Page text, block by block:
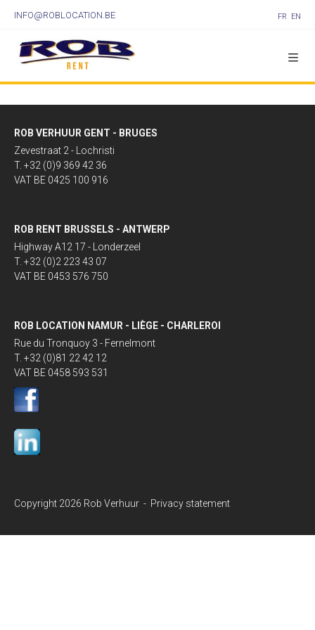
INFO@ROBLOCATION.BE FR EN
ROB VERHUUR GENT - BRUGES
Zevestraat 2 - Lochristi
T. +32 (0)9 369 42 36
VAT BE 0425 100 916
ROB RENT BRUSSELS - ANTWERP
Highway A12 17 - Londerzeel
T. +32 (0)2 223 43 07
VAT BE 0453 576 750
ROB LOCATION NAMUR - LIÈGE - CHARLEROI
Rue du Tronquoy 3 - Fernelmont
T. +32 (0)81 22 42 12
VAT BE 0458 593 531
Copyright 2026 Rob Verhuur - Privacy statement